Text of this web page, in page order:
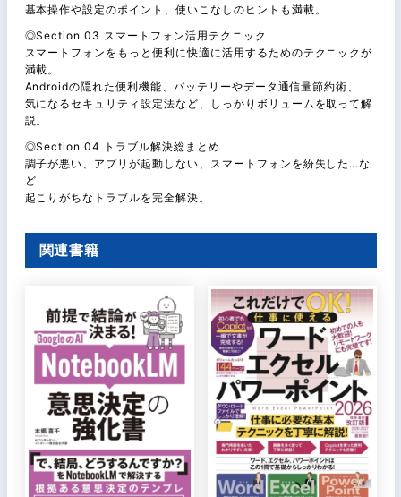
基本操作や設定のポイント、使いこなしのヒントも満載。
◎Section 03 スマートフォン活用テクニック
スマートフォンをもっと便利に快適に活用するためのテクニックが
満載。
Androidの隠れた便利機能、バッテリーやデータ通信量節約術、
気になるセキュリティ設定法など、しっかりボリュームを取って解
説。
◎Section 04 トラブル解決総まとめ
調子が悪い、アプリが起動しない、スマートフォンを紛失した…な
ど
起こりがちなトラブルを完全解決。
関連書籍